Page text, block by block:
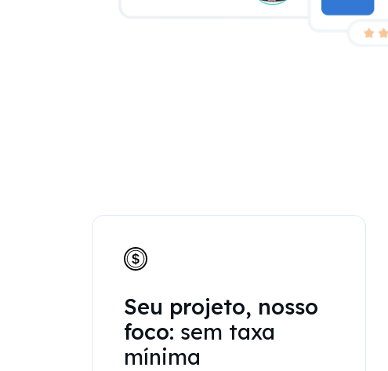
Seu projeto, nosso
foco: sem taxa
mínima